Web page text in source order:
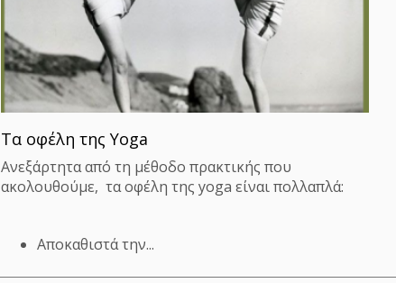
Τα οφέλη της Yoga
Aνεξάρτητα από τη μέθοδο πρακτικής που
ακολουθούμε, τα οφέλη της yoga είναι πολλαπλά:
Αποκαθιστά την...